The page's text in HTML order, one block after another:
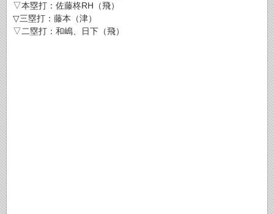
▽本塁打：佐藤柊RH（飛）
▽三塁打：藤本（津）
▽二塁打：和嶋、日下（飛）